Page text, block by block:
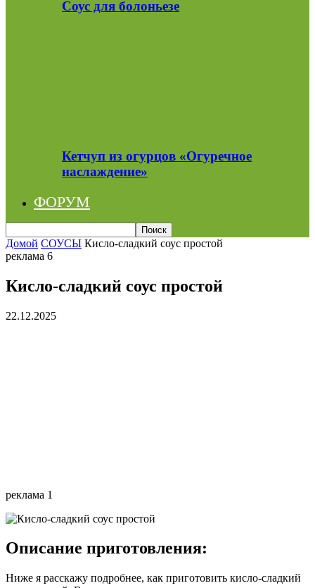
Соус для болоньезе
Кетчуп из огурцов «Огуречное
наслаждение»
ФОРУМ
Домой СОУСЫ Кисло-сладкий соус простой
реклама 6
Кисло-сладкий соус простой
22.12.2025
реклама 1
Описание приготовления:
Ниже я расскажу подробнее, как приготовить кисло-сладкий